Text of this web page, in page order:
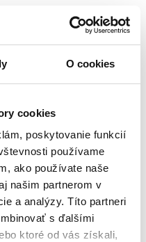
O cookies
cookies
poskytovanie funkcií
používame
ako používate naše
našim partnerom v
a analýzy. Títo partneri
s ďalšími
ktoré od vás získali,